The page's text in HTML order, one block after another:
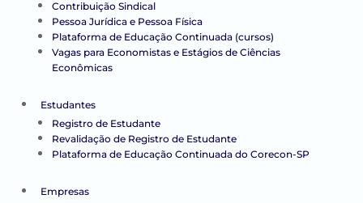
Contribuição Sindical
Pessoa Jurídica e Pessoa Física
Plataforma de Educação Continuada (cursos)
Vagas para Economistas e Estágios de Ciências
Econômicas
Estudantes
Registro de Estudante
Revalidação de Registro de Estudante
Plataforma de Educação Continuada do Corecon-SP
Empresas